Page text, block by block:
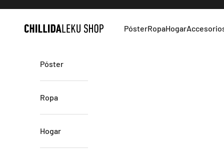
Chillida Leku PósterRopaHogar
Póster
Ropa
Hogar